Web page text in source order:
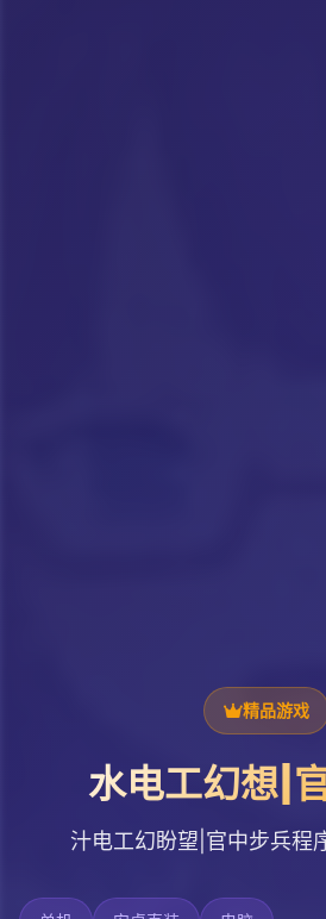
精品游戏
水电工幻想|
汁电工幻盼望|官中步兵程